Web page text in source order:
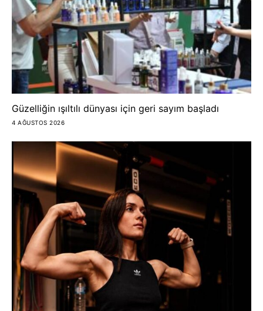
Güzelliğin ışıltılı dünyası için geri sayım başladı
4 AĞUSTOS 2026